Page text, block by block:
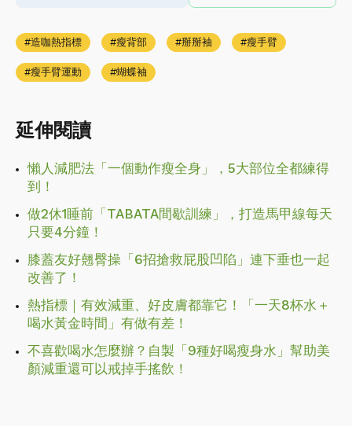
造咖熱指標 瘦背部 掰掰袖 瘦手臂
瘦手臂運動 蝴蝶袖
延伸閱讀
懶人減肥法「一個動作瘦全身」，5大部位全都練得
到！
做2休1睡前「TABATA間歇訓練」，打造馬甲線每天
只要4分鐘！
膝蓋友好翹臀操「6招搶救屁股凹陷」連下垂也一起
改善了！
熱指標｜有效減重、好皮膚都靠它！「一天8杯水＋
喝水黃金時間」有做有差！
不喜歡喝水怎麼辦？自製「9種好喝瘦身水」幫助美
顏減重還可以戒掉手搖飲！